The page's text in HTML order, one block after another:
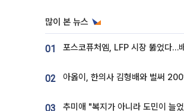
많이 본 뉴스
01
02
03